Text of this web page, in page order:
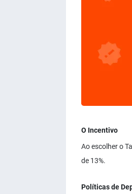
O Incentivo
Ao escolher o
de 13%.
Políticas de